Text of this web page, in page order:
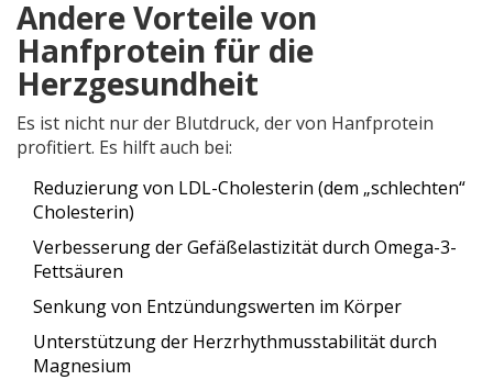
Andere Vorteile von
Hanfprotein für die
Herzgesundheit
Es ist nicht nur der Blutdruck, der von Hanfprotein
profitiert. Es hilft auch bei:
Reduzierung von LDL-Cholesterin (dem „schlechten“
Cholesterin)
Verbesserung der Gefäßelastizität durch Omega-3-
Fettsäuren
Senkung von Entzündungswerten im Körper
Unterstützung der Herzrhythmusstabilität durch
Magnesium